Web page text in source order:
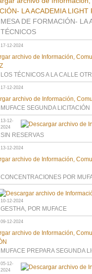
MESA DE FORMACIÓN- LA
TÉCNICOS
17-12-2024
LOS TÉCNICOS A LA CALLE
17-12-2024
MUFACE SEGUNDA LICITACIÓN
13-12-
2024
SIN RESERVAS
13-12-2024
CONCENTRACIONES POR
10-12-2024
GESTHA, POR MUFACE
09-12-2024
MUFACE PREPARA SEGUNDA
05-12-
2024